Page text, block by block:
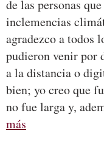
de las personas
inclemencias
agradezco a todos
pudieron venir por
a la distancia o
bien; yo creo que
no fue larga y,
más